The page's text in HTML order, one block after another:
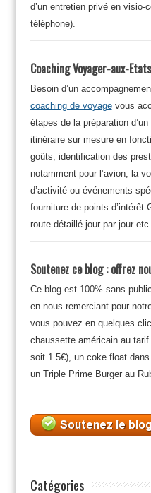
d’un entretien privé en visio-
téléphone).
Coaching Voyager-aux-
Besoin d’un
coaching de voyagevous
étapes de la préparation
itinéraire sur mesure en
goûts, identification des
notamment pour l’avion, la
d’activité ou événements
fourniture de points d’intérêt
route détaillé jour par jour
Soutenez ce blog : offrez
Ce blog est 100% sans
en nous remerciant pour
vous pouvez en quelques
chaussette américain au
soit 1.5€), un coke float
un Triple Prime Burger au
Catégories